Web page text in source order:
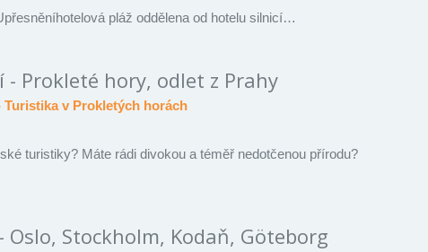
pláž oddělena od hotelu silnicí…
- Prokleté hory, odlet z Prahy
v Prokletých horách
turistiky? Máte rádi divokou a téměř nedotčenou přírodu?
Oslo, Stockholm, Kodaň, Göteborg